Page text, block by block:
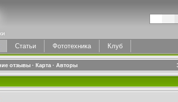
Статьи Фототехника Клуб
отзывы · Карта · Авторы